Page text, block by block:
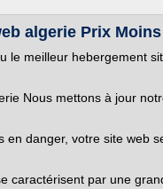
algerie Prix
le meilleur hebergement
Nous mettons à jour
danger, votre site web
caractérisent par une